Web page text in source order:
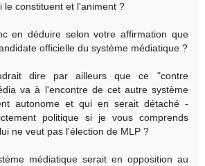
le constituent et l'animent ?
en déduire selon votre affirmation que
officielle du système médiatique ?
dire par ailleurs que ce "contre
va à l'encontre de cet autre système
autonome et qui en serait détaché -
politique si je vous comprends
ne veut pas l'élection de MLP ?
médiatique serait en opposition au